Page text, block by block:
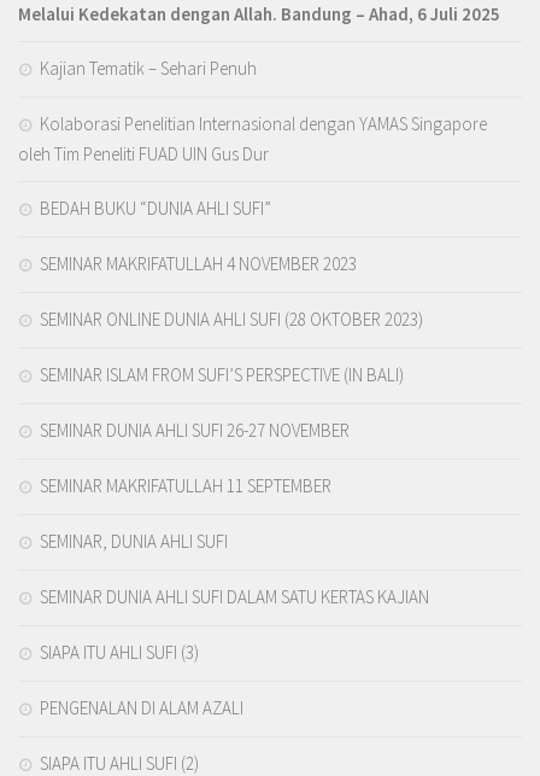
Melalui Kedekatan dengan Allah. Bandung – Ahad, 6 Juli 2025
Kajian Tematik – Sehari Penuh
Kolaborasi Penelitian Internasional dengan YAMAS Singapore
oleh Tim Peneliti FUAD UIN Gus Dur
BEDAH BUKU “DUNIA AHLI SUFI”
SEMINAR MAKRIFATULLAH 4 NOVEMBER 2023
SEMINAR ONLINE DUNIA AHLI SUFI (28 OKTOBER 2023)
SEMINAR ISLAM FROM SUFI’S PERSPECTIVE (IN BALI)
SEMINAR DUNIA AHLI SUFI 26-27 NOVEMBER
SEMINAR MAKRIFATULLAH 11 SEPTEMBER
SEMINAR, DUNIA AHLI SUFI
SEMINAR DUNIA AHLI SUFI DALAM SATU KERTAS KAJIAN
SIAPA ITU AHLI SUFI (3)
PENGENALAN DI ALAM AZALI
SIAPA ITU AHLI SUFI (2)